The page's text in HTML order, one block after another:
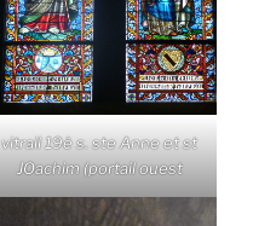
vitrail 19è s. ste Anne et st
JOachim (portail ouest